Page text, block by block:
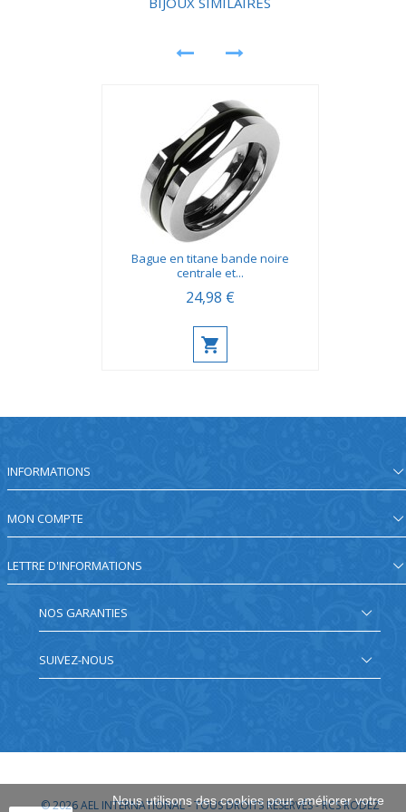
Bague en titane bande noire
centrale et...
24,98 €
INFORMATIONS
MON COMPTE
LETTRE D'INFORMATIONS
Nous utilisons des cookies pour améliorer votre
NOS GARANTIES
SUIVEZ-NOUS
© 2026AEL INTERNATIONAL - TOUS DROITS RÉSERVÉS - RCS RODEZ